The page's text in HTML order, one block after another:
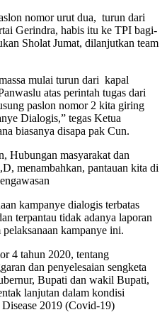
nomor urut dua, turun dari
Gerindra, habis itu ke TPI bagi-
Sholat Jumat, dilanjutkan team
mulai turun dari kapal
atas perintah tugas dari
paslon nomor 2 kita giring
Dialogis,” tegas Ketua
biasanya disapa pak Cun.
Hubungan masyarakat dan
menambahkan, pantauan kita di
kampanye dialogis terbatas
terpantau tidak adanya laporan
kampanye ini.
4 tahun 2020, tentang
dan penyelesaian sengketa
Bupati dan wakil Bupati,
lanjutan dalam kondisi
2019 (Covid-19)